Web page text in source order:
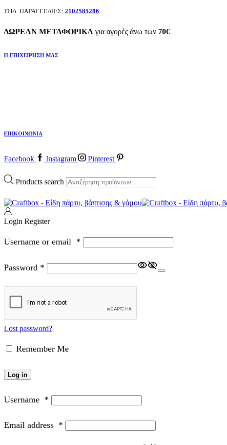
ΤΗΛ. ΠΑΡΑΓΓΕΛΙΕΣ: 2102585286
ΔΩΡΕΑΝ ΜΕΤΑΦΟΡΙΚΑ για αγορές άνω των 70€
Η ΕΠΙΧΕΙΡΗΣΗ ΜΑΣ
ΕΠΙΚΟΙΝΩΝΙΑ
Facebook Instagram Pinterest
Products search
Login Register
Username or email *
Password *
Lost password?
Remember Me
Log in
Username *
Email address *